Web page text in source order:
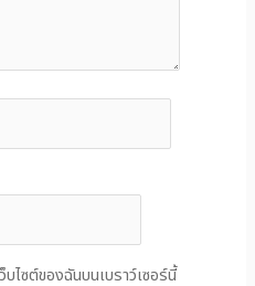
ไซต์ของฉันบนเบราว์เซอร์นี้